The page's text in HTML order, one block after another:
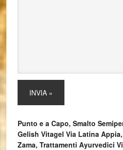
Punto e a Capo, Smalto
Gelish Vitagel Via Latina
Zama, Trattamenti Ayurvedici